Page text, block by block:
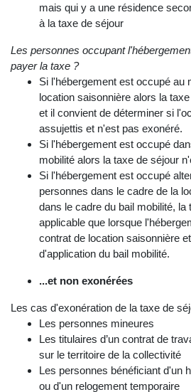
mais qui y a une résidence
à la taxe de séjour
Les personnes occupant
payer la taxe ?
Si l'hébergement est occupé au
location saisonnière alors la
et il convient de déterminer si
assujettis et n'est pas exonéré.
Si l'hébergement est occupé
mobilité alors la taxe de séjour
Si l'hébergement est occupé
personnes dans le cadre de la
dans le cadre du bail mobilité,
applicable que lorsque
contrat de location saisonnière
d'application du bail mobilité.
...et non exonérées
Les cas d'exonération de la taxe de
Les personnes mineures
Les titulaires d’un contrat de
sur le territoire de la collectivité
Les personnes bénéficiant d'un
ou d'un relogement temporaire